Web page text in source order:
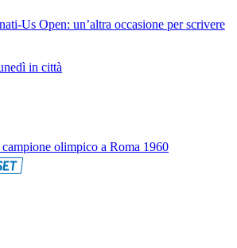
Us Open: un’altra occasione per scrivere
in città
olimpico a Roma 1960